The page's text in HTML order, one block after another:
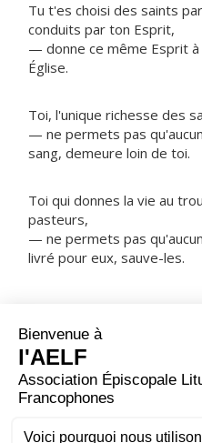
Tu t'es choisi des saints
conduits par ton Esprit,
— donne ce même Esprit
Église.
Toi, l'unique richesse des
— ne permets pas
sang, demeure loin de toi.
Toi qui donnes la vie au
pasteurs,
— ne permets pas
livré pour eux, sauve-les.
ORAISON
Dieu qui as conduit les
grâce aux deux frères
peuple de croyants, et que